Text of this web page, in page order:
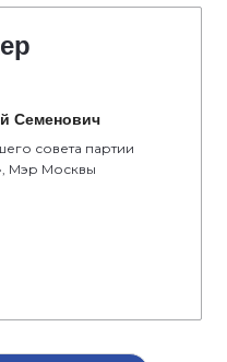
Семенович
совета партии
Мэр Москвы